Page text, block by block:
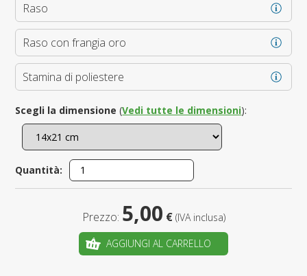
Raso
Raso con frangia oro
Stamina di poliestere
Scegli la dimensione (Vedi tutte le dimensioni):
Quantità:
Prezzo: 5,00 € (IVA inclusa)
AGGIUNGI AL CARRELLO